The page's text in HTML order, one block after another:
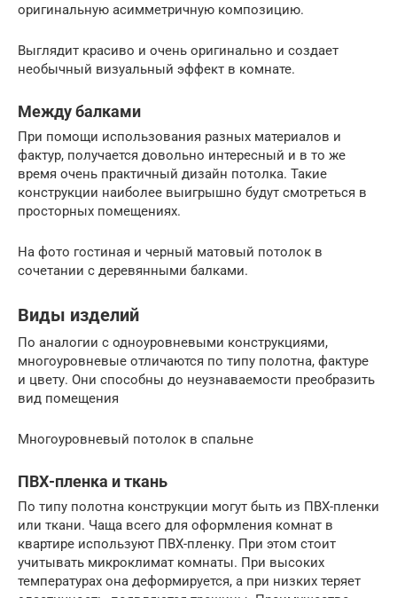
оригинальную асимметричную композицию.
Выглядит красиво и очень оригинально и создает
необычный визуальный эффект в комнате.
Между балками
При помощи использования разных материалов и
фактур, получается довольно интересный и в то же
время очень практичный дизайн потолка. Такие
конструкции наиболее выигрышно будут смотреться в
просторных помещениях.
На фото гостиная и черный матовый потолок в
сочетании с деревянными балками.
Виды изделий
По аналогии с одноуровневыми конструкциями,
многоуровневые отличаются по типу полотна, фактуре
и цвету. Они способны до неузнаваемости преобразить
вид помещения
Многоуровневый потолок в спальне
ПВХ-пленка и ткань
По типу полотна конструкции могут быть из ПВХ-пленки
или ткани. Чаща всего для оформления комнат в
квартире используют ПВХ-пленку. При этом стоит
учитывать микроклимат комнаты. При высоких
температурах она деформируется, а при низких теряет